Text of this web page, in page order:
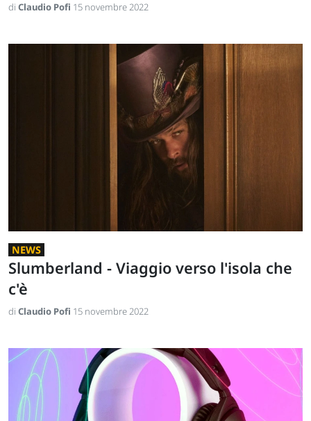
di Claudio Pofi 15 novembre 2022
NEWS
Slumberland - Viaggio verso l'isola che
c'è
di Claudio Pofi 15 novembre 2022